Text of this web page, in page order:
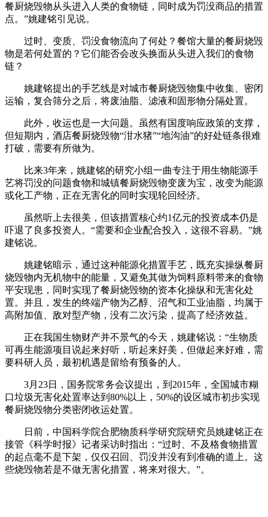
餐厨烧毁物从头进入人类的食物链，同时成为罚没商品的措置
点。”姚建铭引见说。
过时、变质、罚没食物流向了何处？餐馆大量的餐厨烧毁
物是若何处置的？它们能否会改头换面从头进入我们的食物
链？
姚建铭提出的手艺线是对城市餐厨烧毁物集中收集、密闭
运输，复合筛分之后，将废油脂、滤液和固形物分隔处置。
此外，收运也是一大问题。虽然有国度响应政策的支撑，
但短期内，酒店餐厨烧毁物“泔水猪”“地沟油”的好处链条很难
打破，需要有所做为。
比来3年来，姚建铭的研究小组一曲专注于用生物能源手
艺将罚没的问题食物和城镇餐厨烧毁物变废为宝，改变为能源
或化工产物，正在无害化的同时实现轮回经济。
虽然听上去很美，但该措置核心约1亿元的投资成本仍是
吓退了良多投资人。“需要和企业配合投入，这很不容易。”姚
建铭说。
姚建铭暗示，通过这种能源化措置手艺，既充实操纵餐厨
烧毁物内无机物中的能量，又避免其做为饲料原料带来的食物
平安现患，同时实现了餐厨烧毁物的资本化操纵和无害化处
置。并且，发生的终端产物为乙醇、沼气和工业油脂，均属于
高附加值、敌对型产物，没有二次污染，提高了经济效益。
正在我国生物财产并不景气的今天，姚建铭说：“生物质
可再生能源项目说起来好听，听起来好美，但做起来好难，需
要科研人员，最初机遇是留给有预备的人。
3月23日，国务院常务会议提出，到2015年，全国城市糊
口垃圾无害化处置率达到80%以上，50%的设区城市初步实现
餐厨烧毁物分类密闭收运处置。
日前，中国科学院合肥物质科学研究院研究员姚建铭正在
接管《科学时报》记者采访时指出：“过时、不及格食物措置
的起点毫不是下架，仅仅召回、罚没并没有到准确的道上。这
些烧毁物若是不做无害化措置，将来对很大。”。